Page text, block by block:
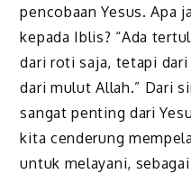
pencobaan Yesus. Apa
kepada Iblis? “Ada
dari roti saja, tetapi
dari mulut Allah.” Dari
sangat penting dari
kita cenderung
untuk melayani,